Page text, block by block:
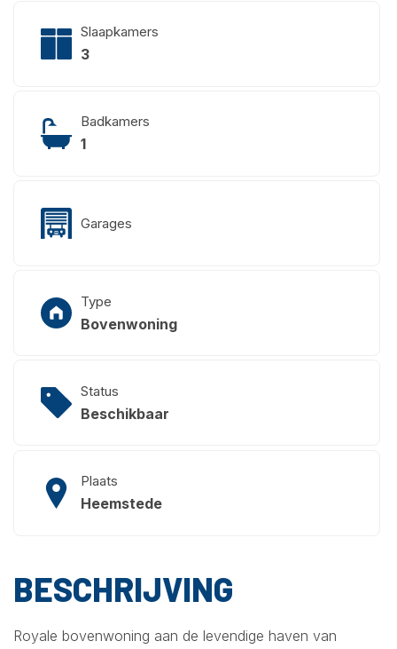
Slaapkamers
3
Badkamers
1
Garages
Type
Bovenwoning
Status
Beschikbaar
Plaats
Heemstede
BESCHRIJVING
Royale bovenwoning aan de levendige haven van